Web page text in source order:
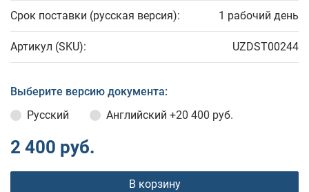
Срок поставки (русская версия): 1 рабочий день
Артикул (SKU): UZDST00244
Выберите версию документа:
Русский
Английский +20 400 руб.
2 400 руб.
В корзину